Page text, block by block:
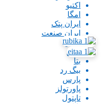
اکتیو
امگا
ایران پتک
ایران صنعت
اینگو
باس
بتا
بیگ رد
پارس
پاورتولز
تاپتول